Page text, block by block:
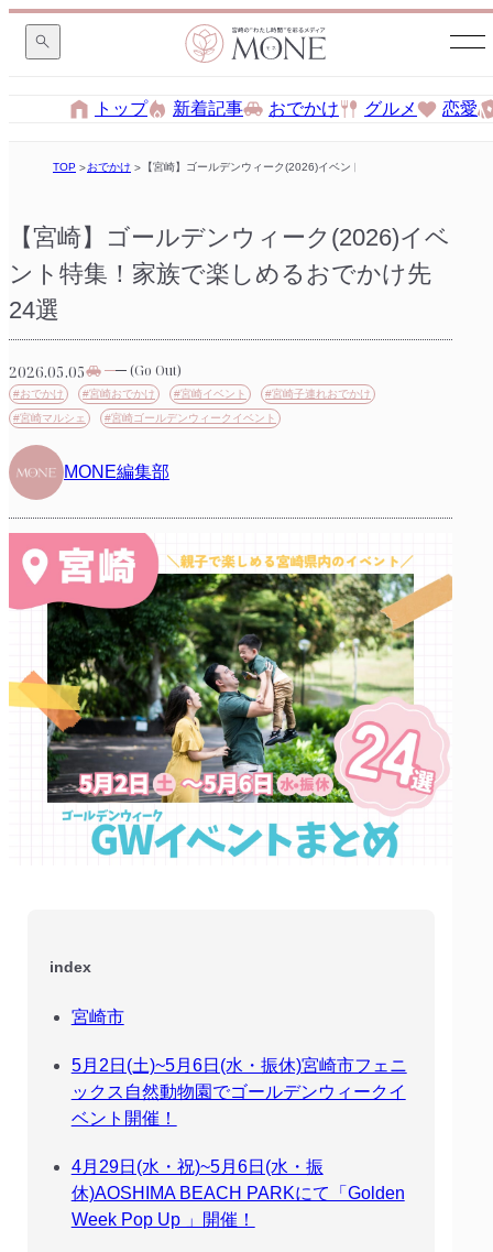
トップ 新着記事 おでかけ グルメ 恋愛
TOP おでかけ 【宮崎】ゴールデンウィーク(2026)イベント特集！家族で楽しめるお
【宮崎】ゴールデンウィーク(2026)イベ
ント特集！家族で楽しめるおでかけ先
24選
2026.05.05 (Go Out)
#おでかけ #宮崎おでかけ #宮崎イベント
#宮崎子連れおでかけ
#宮崎マルシェ
#宮崎ゴールデンウィークイベント
MONE編集部
index
宮崎市
5月2日(土)~5月6日(水・振休)宮崎市フェニ
ックス自然動物園でゴールデンウィークイ
ベント開催！
4月29日(水・祝)~5月6日(水・振
休)AOSHIMA BEACH PARKにて「Golden
Week Pop Up 」開催！